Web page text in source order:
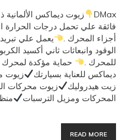
DMax زيوت ديماكس الألمانية
فائقة علي تحمل درجات الحرارة
أجزاء المحرك .
يعمل علي
الوقود وانبعاثات ثاني أكسيد
للمحرك .
حماية مؤكدة
ديماكس للعناية بسيارتك
زيوت
زيت هيدروليك
زيوت محركات
المحركات ومزيل الترسبات
READ MORE